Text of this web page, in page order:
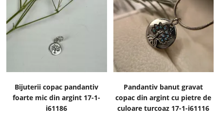
Bijuterii copac pandantiv
foarte mic din argint 17-1-
i61186
Pandantiv banut gravat
copac din argint cu pietre de
culoare turcoaz 17-1-i61116